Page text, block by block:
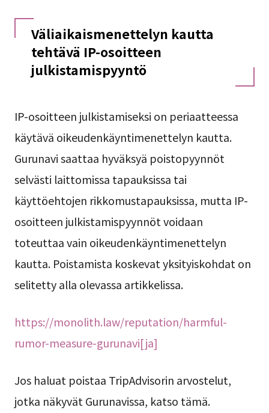
Väliaikaismenettelyn kautta
tehtävä IP-osoitteen
julkistamispyyntö
IP-osoitteen julkistamiseksi on periaatteessa
käytävä oikeudenkäyntimenettelyn kautta.
Gurunavi saattaa hyväksyä poistopyynnöt
selvästi laittomissa tapauksissa tai
käyttöehtojen rikkomustapauksissa, mutta IP-
osoitteen julkistamispyynnöt voidaan
toteuttaa vain oikeudenkäyntimenettelyn
kautta. Poistamista koskevat yksityiskohdat on
selitetty alla olevassa artikkelissa.
https://monolith.law/reputation/harmful-
rumor-measure-gurunavi[ja]
Jos haluat poistaa TripAdvisorin arvostelut,
jotka näkyvät Gurunavissa, katso tämä.